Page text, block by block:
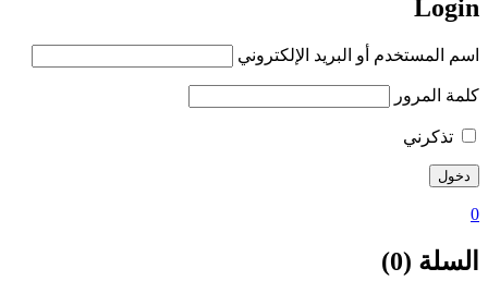
Login
اسم المستخدم أو البريد الإلكتروني
كلمة المرور
تذكرني
0
السلة (0)